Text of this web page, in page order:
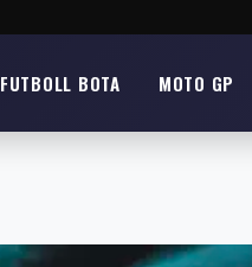
FUTBOLL BOTA MOTO GP